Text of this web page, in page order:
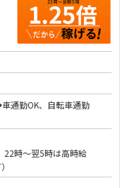
通勤OK、自転車通勤
時～翌5時は高時給